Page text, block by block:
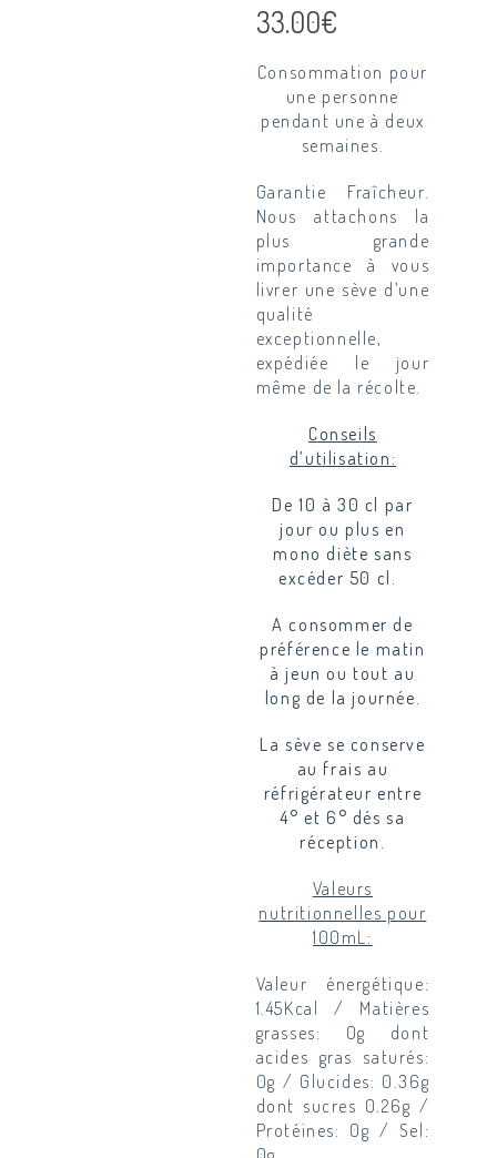
33.00€
Consommation pour
une personne
pendant une à deux
semaines.
Garantie Fraîcheur.
Nous attachons la
plus grande
importance à vous
livrer une sève d’une
qualité
exceptionnelle,
expédiée le jour
même de la récolte.
Conseils
d’utilisation:
De 10 à 30 cl par
jour ou plus en
mono diète sans
excéder 50 cl.
A consommer de
préférence le matin
à jeun ou tout au
long de la journée.
La sève se conserve
au frais au
réfrigérateur entre
4° et 6° dés sa
réception.
Valeurs
nutritionnelles pour
100mL:
Valeur énergétique:
1.45Kcal / Matières
grasses: 0g dont
acides gras saturés:
0g / Glucides: 0.36g
dont sucres 0.26g /
Protéines: 0g / Sel: